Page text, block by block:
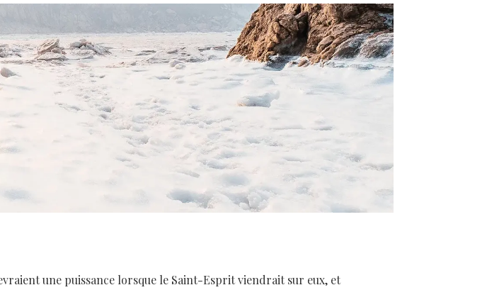
une puissance lorsque le Saint-Esprit viendrait sur eux, et